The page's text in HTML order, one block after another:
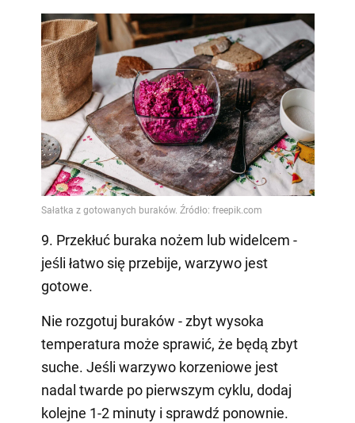
9. Przekłuć buraka nożem lub widelcem -
jeśli łatwo się przebije, warzywo jest
gotowe.
Nie rozgotuj buraków - zbyt wysoka
temperatura może sprawić, że będą zbyt
suche. Jeśli warzywo korzeniowe jest
nadal twarde po pierwszym cyklu, dodaj
kolejne 1-2 minuty i sprawdź ponownie.